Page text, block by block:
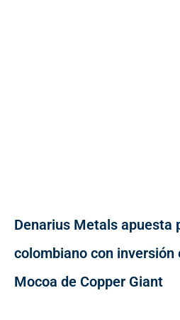
Denarius Metals apuesta
colombiano con inversión
Mocoa de Copper Giant